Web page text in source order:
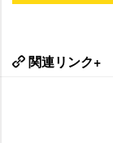
関連リンク+